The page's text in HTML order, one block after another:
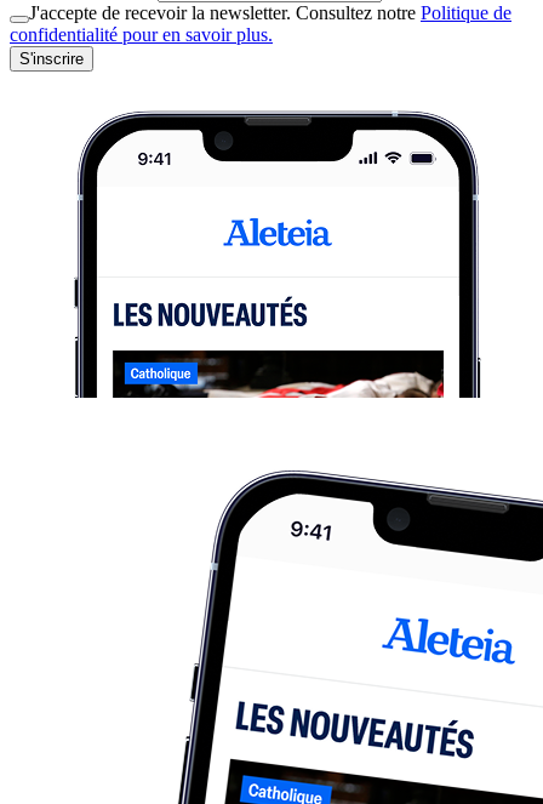
J'accepte de recevoir la newsletter. Consultez notre Politique de
confidentialité pour en savoir plus.
S'inscrire